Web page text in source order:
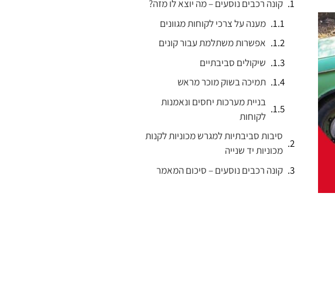
קונה רכבים נוסעים – מה יוצא לו מזה?
מענה על צרכי לקוחות מגוונים
אפשרות משתלמת עבור קונים
שיקולים סביבתיים
תמיכה בשוק מוכר מראש
בניית מערכות יחסים ונאמנות
לקוחות
סיבות סביבתיות למגרש מכוניות לקנות
מכוניות יד שנייה
קונה רכבים נוסעים – סיכום המאמר